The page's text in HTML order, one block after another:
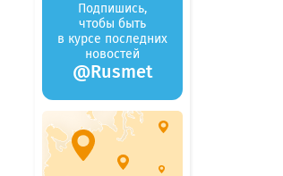
Подпишись,
чтобы быть
в курсе последних
новостей
@Rusmet